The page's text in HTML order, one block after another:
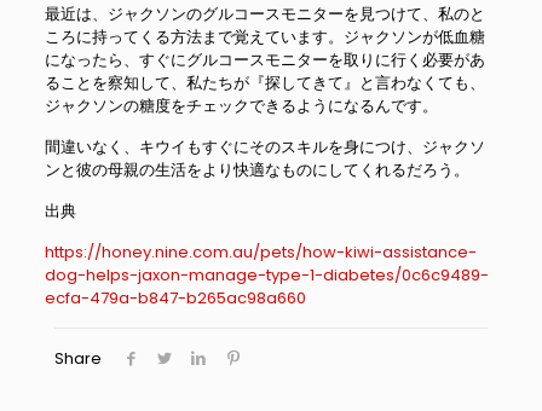
最近は、ジャクソンのグルコースモニターを見つけて、私のと
ころに持ってくる方法まで覚えています。ジャクソンが低血糖
になったら、すぐにグルコースモニターを取りに行く必要があ
ることを察知して、私たちが『探してきて』と言わなくても、
ジャクソンの糖度をチェックできるようになるんです。
間違いなく、キウイもすぐにそのスキルを身につけ、ジャクソ
ンと彼の母親の生活をより快適なものにしてくれるだろう。
出典
https://honey.nine.com.au/pets/how-kiwi-assistance-
dog-helps-jaxon-manage-type-1-diabetes/0c6c9489-
ecfa-479a-b847-b265ac98a660
Share